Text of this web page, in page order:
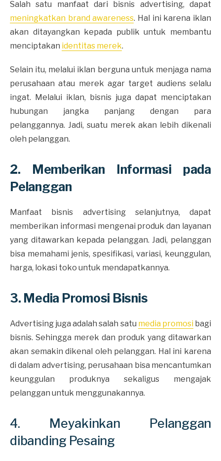
Salah satu manfaat dari bisnis advertising, dapat
meningkatkan brand awareness. Hal ini karena iklan
akan ditayangkan kepada publik untuk membantu
menciptakan identitas merek.
Selain itu, melalui iklan berguna untuk menjaga nama
perusahaan atau merek agar target audiens selalu
ingat. Melalui iklan, bisnis juga dapat menciptakan
hubungan jangka panjang dengan para
pelanggannya. Jadi, suatu merek akan lebih dikenali
oleh pelanggan.
2. Memberikan Informasi pada
Pelanggan
Manfaat bisnis advertising selanjutnya, dapat
memberikan informasi mengenai produk dan layanan
yang ditawarkan kepada pelanggan. Jadi, pelanggan
bisa memahami jenis, spesifikasi, variasi, keunggulan,
harga, lokasi toko untuk mendapatkannya.
3. Media Promosi Bisnis
Advertising juga adalah salah satu media promosibagi
bisnis. Sehingga merek dan produk yang ditawarkan
akan semakin dikenal oleh pelanggan. Hal ini karena
di dalam advertising, perusahaan bisa mencantumkan
keunggulan produknya sekaligus mengajak
pelanggan untuk menggunakannya.
4. Meyakinkan Pelanggan
dibanding Pesaing